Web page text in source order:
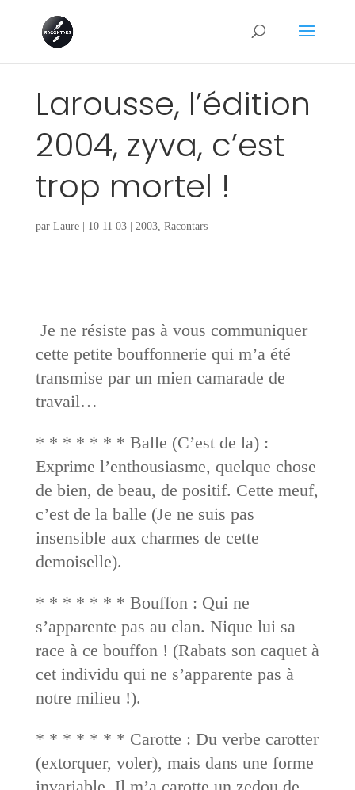
Larousse, l’édition
2004, zyva, c’est
trop mortel !
par Laure| 10 11 03| 2003, Racontars
Je ne résiste pas à vous communiquer
cette petite bouffonnerie qui m’a été
transmise par un mien camarade de
travail…
* * * * * * * Balle (C’est de la) :
Exprime l’enthousiasme, quelque chose
de bien, de beau, de positif. Cette meuf,
c’est de la balle (Je ne suis pas
insensible aux charmes de cette
demoiselle).
* * * * * * * Bouffon : Qui ne
s’apparente pas au clan. Nique lui sa
race à ce bouffon ! (Rabats son caquet à
cet individu qui ne s’apparente pas à
notre milieu !).
* * * * * * * Carotte : Du verbe carotter
(extorquer, voler), mais dans une forme